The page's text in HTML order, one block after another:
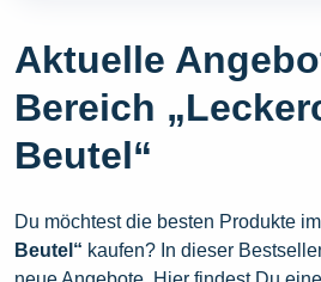
Aktuelle
Bereich
Beutel“
Du möchtest die besten Produkte
Beutel“ kaufen? In dieser